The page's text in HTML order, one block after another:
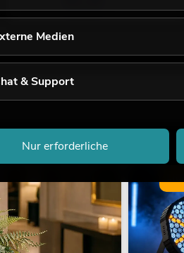
Medien
& Support
Nur erforderliche